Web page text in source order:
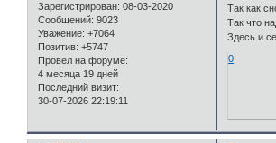
Зарегистрирован: 08-03-2020
Сообщений: 9023
Уважение: +7064
Позитив: +5747
Провел на форуме:
4 месяца 19 дней
Последний визит:
30-07-2026 22:19:11
Так как
Так что
Здесь и
0